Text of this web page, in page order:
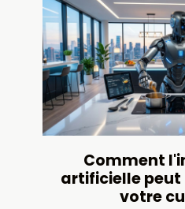
Comment
artificielle
votre